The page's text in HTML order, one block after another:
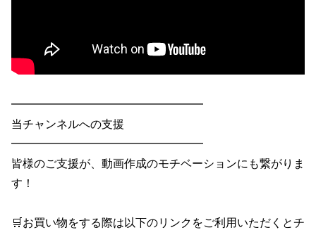
━━━━━━━━━━━━━━━━━
当チャンネルへの支援
━━━━━━━━━━━━━━━━━
皆様のご支援が、動画作成のモチベーションにも繋がりま
す！
🛒お買い物をする際は以下のリンクをご利用いただくとチ